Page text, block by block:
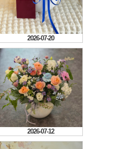
2026-07-20
2026-07-12